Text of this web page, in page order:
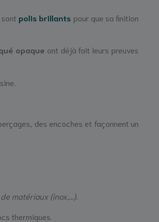
sont polis brillants pour que sa finition
opaque ont déjà fait leurs preuves
des encoches et façonnent un
matériaux (inox,...).
thermiques.